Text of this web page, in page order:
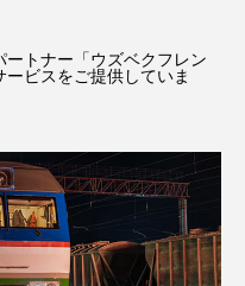
ートナー「ウズベクフレン
ービスをご提供していま